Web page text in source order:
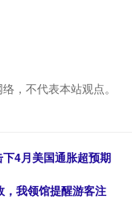
，不代表本站观点。
4月美国通胀超预期
我领馆提醒游客注